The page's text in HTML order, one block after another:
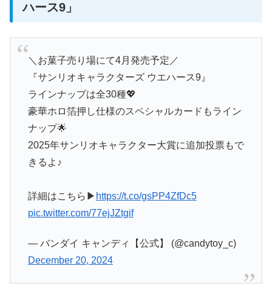
ハース9」
＼お菓子売り場にて4月発売予定／
『サンリオキャラクターズ ウエハース9』
ラインナップは全30種💖
豪華ホロ箔押し仕様のスペシャルカードもライン
ナップ🌟
2025年サンリオキャラクター大賞に追加投票もで
きるよ♪
詳細はこちら▶ https://t.co/gsPP4ZfDc5
pic.twitter.com/77ejJZtgif
— バンダイ キャンディ【公式】 (@candytoy_c)
December 20, 2024